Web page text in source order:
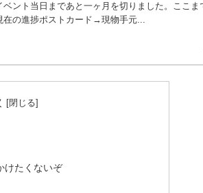
ント当日まであと一ヶ月を切りました。ここま
在の進捗ポストカード→現物手元...
けたくないぞ